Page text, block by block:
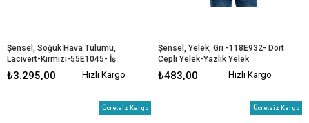
Şensel, Soğuk Hava Tulumu,
Lacivert-Kırmızı-55E1045- İş
Elbisesi
₺3.295,00 Hızlı Kargo
Şensel, Yelek, Gri -118E932- Dört
Cepli Yelek-Yazlık Yelek
₺483,00 Hızlı Kargo
Ücretsiz Kargo Ücretsiz Kargo